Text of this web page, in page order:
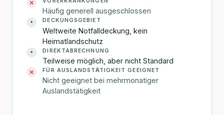
✕
Häufig generell ausgeschlossen
• DECKUNGSGEBIET
Weltweite Notfalldeckung, kein
Heimatlandschutz
• DIREKTABRECHNUNG
Teilweise möglich, aber nicht Standard
✕ FÜR AUSLANDSTÄTIGKEIT GEEIGNET
Nicht geeignet bei mehrmonatiger
Auslandstätigkeit